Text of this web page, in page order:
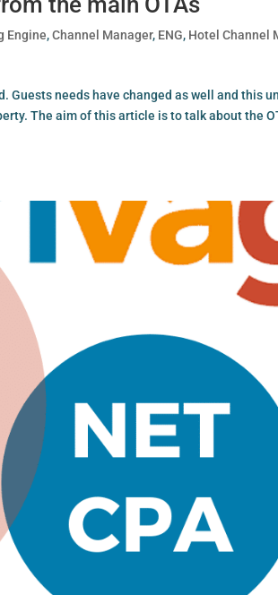
Engine,Channel Manager, ENG, Hotel Channel
Guests needs have changed as well and this
The aim of this article is to talk about the